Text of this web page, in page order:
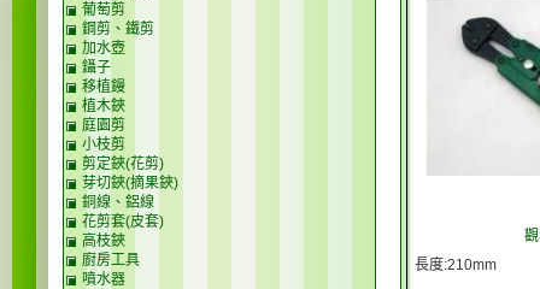
長度:210mm
葡萄剪
鋼剪、鐵剪
加水壺
鑷子
移植鏝
植木鋏
庭園剪
小枝剪
剪定鋏(花剪)
芽切鋏(摘果鋏)
銅線、鋁線
花剪套(皮套)
高枝鋏
廚房工具
噴水器